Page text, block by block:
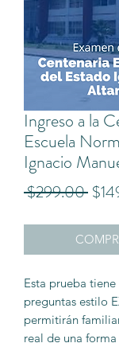
Ingreso a la
Escuela
Ignacio
$299.00
Esta prueba
preguntas estilo
permitirán
real de una forma